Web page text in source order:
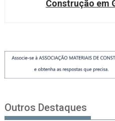
Construção em
Outros Destaques